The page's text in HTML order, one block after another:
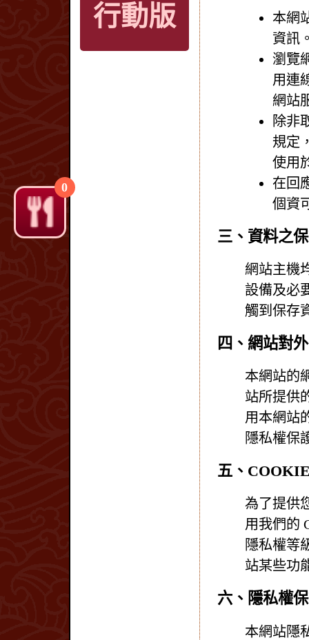
行動版
本網
資訊
瀏覽
用連
網站
除非
規定
使用
在回
個資
三、資料之
網站主機
設備及必
觸到保存
四、網站對
本網站的
站所提供
用本網站
隱私權保
五、
為了提供
用我們的
隱私權等
站某些功
六、隱私權
本網站隱
0